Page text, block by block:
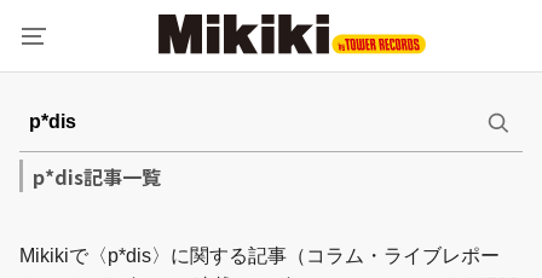
p*dis記事一覧
Mikikiで〈p*dis〉に関する記事（コラム・ライブレポー